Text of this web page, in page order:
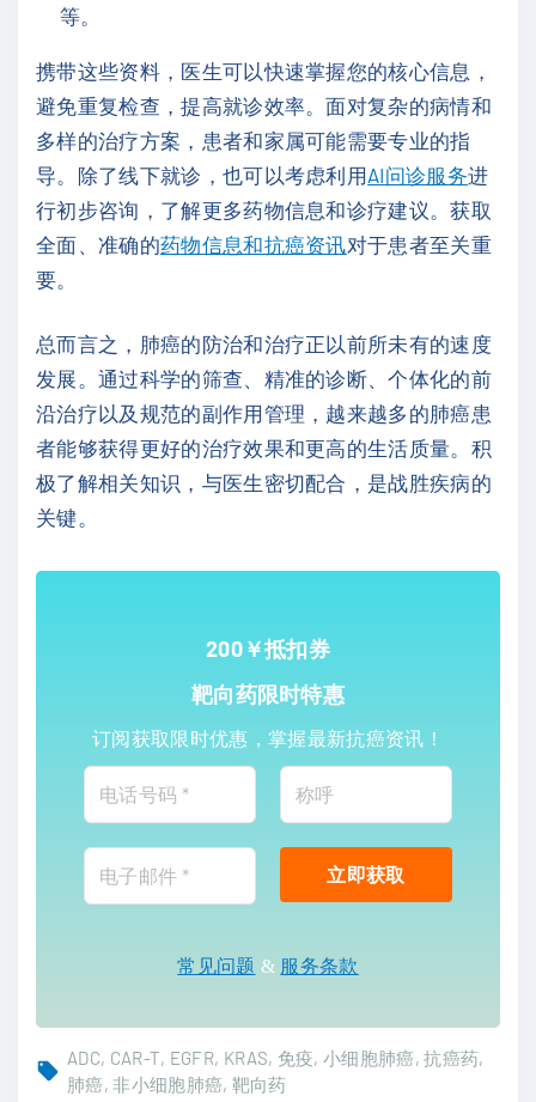
等。
携带这些资料，医生可以快速掌握您的核心信息，
避免重复检查，提高就诊效率。面对复杂的病情和
多样的治疗方案，患者和家属可能需要专业的指
导。除了线下就诊，也可以考虑利用AI问诊服务进
行初步咨询，了解更多药物信息和诊疗建议。获取
全面、准确的药物信息和抗癌资讯对于患者至关重
要。
总而言之，肺癌的防治和治疗正以前所未有的速度
发展。通过科学的筛查、精准的诊断、个体化的前
沿治疗以及规范的副作用管理，越来越多的肺癌患
者能够获得更好的治疗效果和更高的生活质量。积
极了解相关知识，与医生密切配合，是战胜疾病的
关键。
200￥抵扣券
靶向药限时特惠
订阅获取限时优惠，掌握最新抗癌资讯！
常见问题 & 服务条款
ADC CAR-T EGFR KRAS 免疫 小细胞肺癌 抗癌药
肺癌 非小细胞肺癌 靶向药